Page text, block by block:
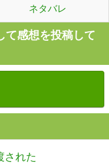
ネタバレ
て感想を投稿して
された